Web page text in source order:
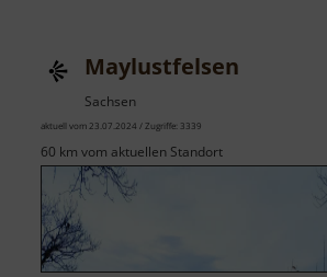
Maylustfelsen
Sachsen
aktuell vom 23.07.2024 / Zugriffe: 3339
60 km vom aktuellen Standort